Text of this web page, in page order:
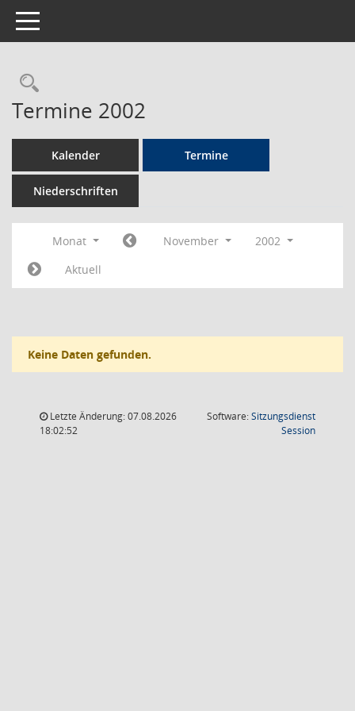
Toggle navigation
Rechercheauswahl
Termine 2002
Kalender Termine
Niederschriften
Monat November
2002
Aktuell
Keine Daten gefunden.
Letzte Änderung: 07.08.2026
18:02:52
Software:Sitzungsdienst
Session(Wird in